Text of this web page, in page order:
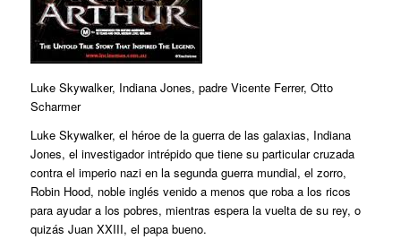
Luke Skywalker, Indiana Jones, padre Vicente Ferrer, Otto
Scharmer
Luke Skywalker, el héroe de la guerra de las galaxias, Indiana
Jones, el investigador intrépido que tiene su particular cruzada
contra el imperio nazi en la segunda guerra mundial, el zorro,
Robin Hood, noble inglés venido a menos que roba a los ricos
para ayudar a los pobres, mientras espera la vuelta de su rey, o
quizás Juan XXIII, el papa bueno.